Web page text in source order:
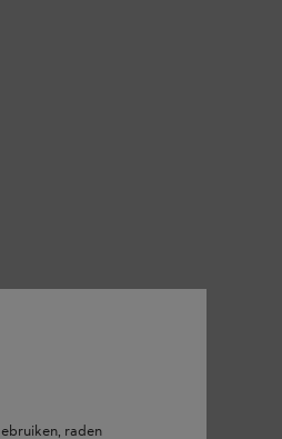
raden